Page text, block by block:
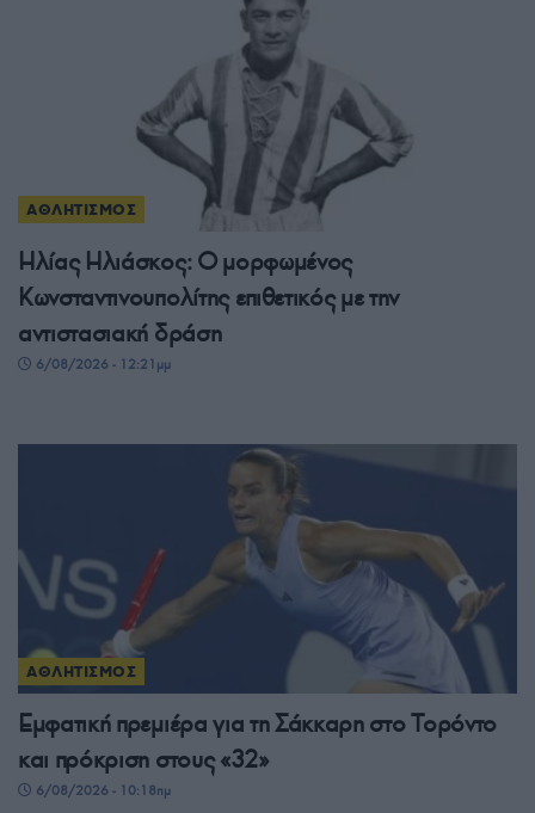
ΑΘΛΗΤΙΣΜΟΣ
Ηλίας Ηλιάσκος: Ο μορφωμένος
Κωνσταντινουπολίτης επιθετικός με την
αντιστασιακή δράση
6/08/2026 - 12:21μμ
ΑΘΛΗΤΙΣΜΟΣ
Εμφατική πρεμιέρα για τη Σάκκαρη στο Τορόντο
και πρόκριση στους «32»
6/08/2026 - 10:18πμ